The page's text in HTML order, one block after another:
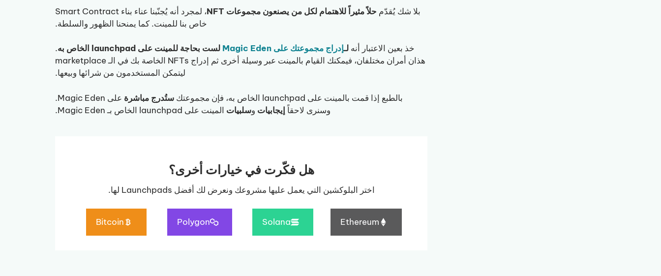
بلا شك يُقدّم حلاً مثيراً للاهتمام لكل من يصنعون مجموعات NFT
، لمجرد أنه يُجنّبنا عناء بناء Smart Contract
خاص بنا للمينت. كما يمنحنا الظهور والسلطة.
خذ بعين الاعتبار أنه لـإدراج مجموعتك على Magic Eden لست بحاجة للمينت على launchpad الخاص به
.
هذان أمران مختلفان، فيمكنك القيام بالمينت عبر وسيلة أخرى ثم إدراج NFTs الخاصة بك في الـ marketplace
ليتمكن المستخدمون من شرائها وبيعها.
بالطبع إذا قمت بالمينت على launchpad الخاص به، فإن مجموعتك ستُدرج مباشرة
على Magic Eden.
وسنرى لاحقاً إيجابيات وسلبيات المينت على launchpad الخاص بـ Magic Eden.
هل فكّرت في خيارات أخرى؟
اختر البلوكشين التي يعمل عليها مشروعك ونعرض لك أفضل Launchpads لها.
Ethereum
Solana
Polygon
Bitcoin